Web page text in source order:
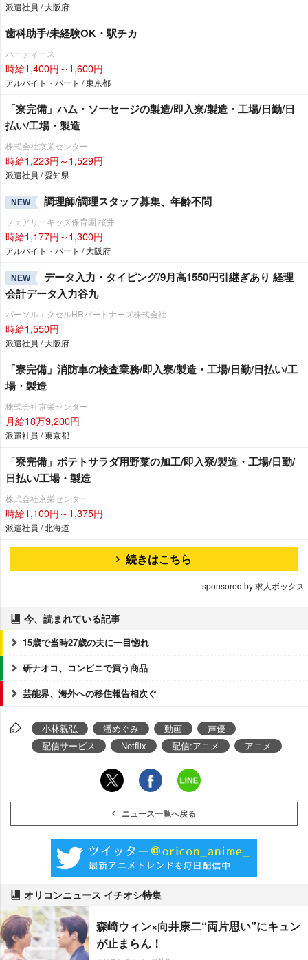
派遣社員 / 大阪府
歯科助手/未経験OK・駅チカ
ハーティース
時給1,400円～1,600円
アルバイト・パート / 東京都
「寮完備」ハム・ソーセージの製造/即入寮/製造・工場/日勤/日
払い/工場・製造
株式会社京栄センター
時給1,223円～1,529円
派遣社員 / 愛知県
NEW 調理師/調理スタッフ募集、年齢不問
フェアリーキッズ保育園 桜井
時給1,177円～1,300円
アルバイト・パート / 大阪府
NEW
データ入力・タイピング/9月高1550円引継ぎあり 経理
会計データ入力谷九
パーソルエクセルHRパートナーズ株式会社
時給1,550円
派遣社員 / 大阪府
「寮完備」消防車の検査業務/即入寮/製造・工場/日勤/日払い/工
場・製造
株式会社京栄センター
月給18万9,200円
派遣社員 / 東京都
「寮完備」ポテトサラダ用野菜の加工/即入寮/製造・工場/日勤/
日払い/工場・製造
株式会社京栄センター
時給1,100円～1,375円
派遣社員 / 北海道
続きはこちら
sponsored by 求人ボックス
今、読まれている記事
15歳で当時27歳の夫に一目惚れ
研ナオコ、コンビニで買う商品
芸能界、海外への移住報告相次ぐ
小林親弘 潘めぐみ 動画
声優
配信サービス
Netflix 配信:アニメ アニメ
ニュース一覧へ戻る
オリコンニュース イチオシ特集
森崎ウィン×向井康二“両片思い”にキュン
が止まらん！